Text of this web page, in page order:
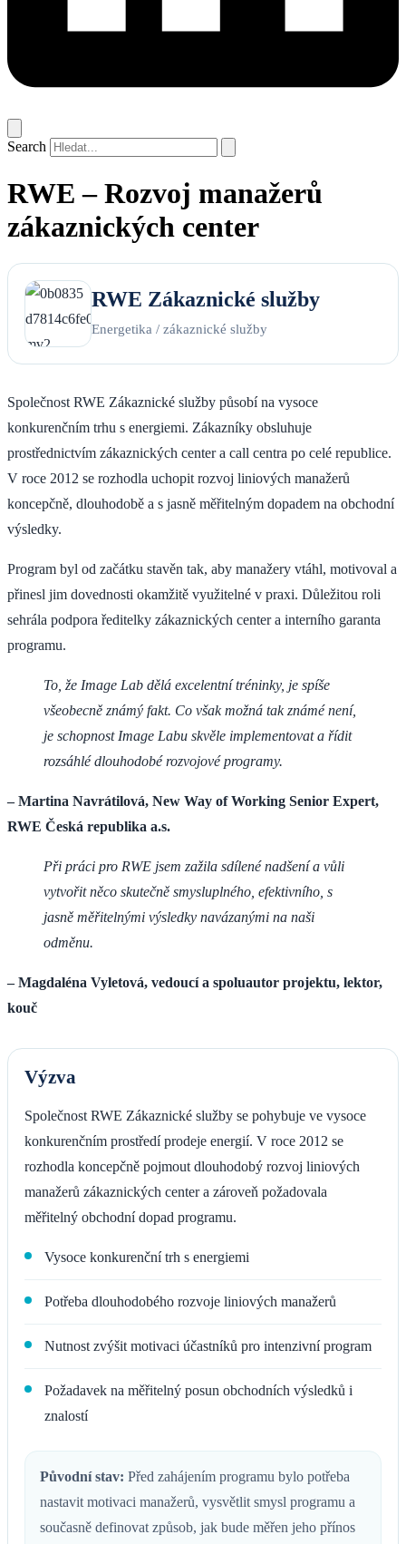
Search
RWE – Rozvoj manažerů
zákaznických center
RWE Zákaznické služby
Energetika / zákaznické služby
Společnost RWE Zákaznické služby působí na vysoce
konkurenčním trhu s energiemi. Zákazníky obsluhuje
prostřednictvím zákaznických center a call centra po celé republice.
V roce 2012 se rozhodla uchopit rozvoj liniových manažerů
koncepčně, dlouhodobě a s jasně měřitelným dopadem na obchodní
výsledky.
Program byl od začátku stavěn tak, aby manažery vtáhl, motivoval a
přinesl jim dovednosti okamžitě využitelné v praxi. Důležitou roli
sehrála podpora ředitelky zákaznických center a interního garanta
programu.
To, že Image Lab dělá excelentní tréninky, je spíše
všeobecně známý fakt. Co však možná tak známé není,
je schopnost Image Labu skvěle implementovat a řídit
rozsáhlé dlouhodobé rozvojové programy.
– Martina Navrátilová, New Way of Working Senior Expert,
RWE Česká republika a.s.
Při práci pro RWE jsem zažila sdílené nadšení a vůli
vytvořit něco skutečně smysluplného, efektivního, s
jasně měřitelnými výsledky navázanými na naši
odměnu.
– Magdaléna Vyletová, vedoucí a spoluautor projektu, lektor,
kouč
Výzva
Společnost RWE Zákaznické služby se pohybuje ve vysoce
konkurenčním prostředí prodeje energií. V roce 2012 se
rozhodla koncepčně pojmout dlouhodobý rozvoj liniových
manažerů zákaznických center a zároveň požadovala
měřitelný obchodní dopad programu.
Vysoce konkurenční trh s energiemi
Potřeba dlouhodobého rozvoje liniových manažerů
Nutnost zvýšit motivaci účastníků pro intenzivní program
Požadavek na měřitelný posun obchodních výsledků i
znalostí
Původní stav: Před zahájením programu bylo potřeba
nastavit motivaci manažerů, vysvětlit smysl programu a
současně definovat způsob, jak bude měřen jeho přínos